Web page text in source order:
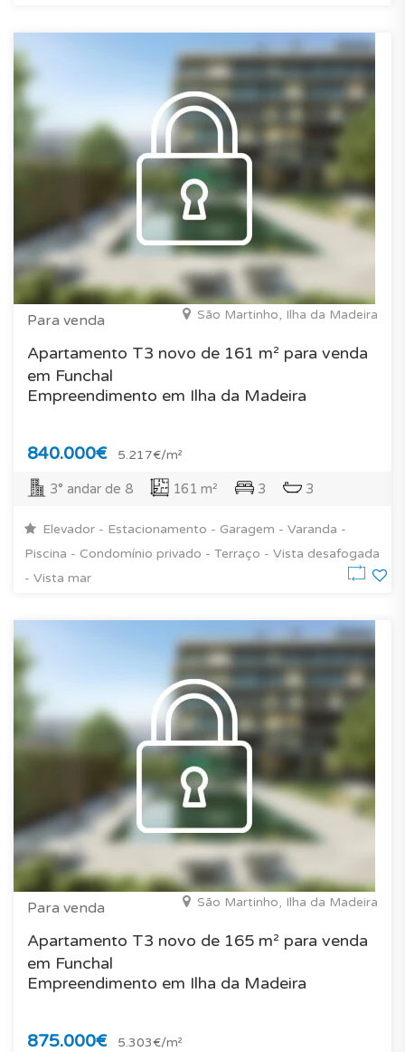
Para venda São Martinho, Ilha da Madeira
Apartamento T3 novo de 161 m² para venda
em Funchal
Empreendimento em Ilha da Madeira
840.000€ 5.217€/m²
3° andar de 8 161 m² 3 3
Elevador - Estacionamento - Garagem - Varanda -
Piscina - Condomínio privado - Terraço - Vista desafogada
- Vista mar
Para venda São Martinho, Ilha da Madeira
Apartamento T3 novo de 165 m² para venda
em Funchal
Empreendimento em Ilha da Madeira
875.000€ 5.303€/m²